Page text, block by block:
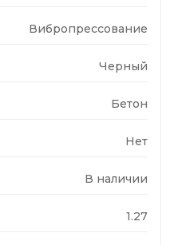
Вибропрессование
Черный
Бетон
Нет
В наличии
1.27